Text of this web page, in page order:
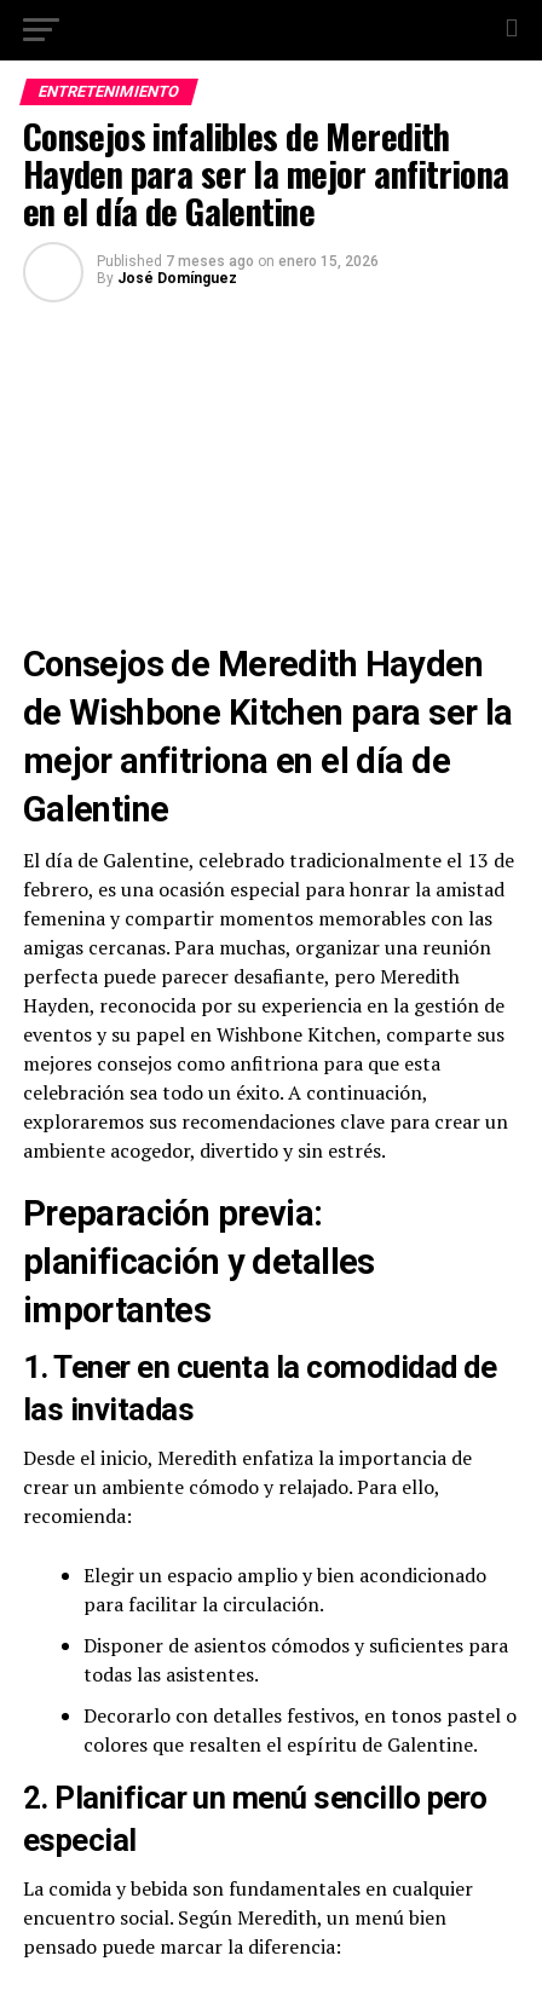
ENTRETENIMIENTO
Consejos infalibles de Meredith
Hayden para ser la mejor anfitriona
en el día de Galentine
Published 7 meses ago on enero 15, 2026
By José Domínguez
Consejos de Meredith Hayden
de Wishbone Kitchen para ser la
mejor anfitriona en el día de
Galentine
El día de Galentine, celebrado tradicionalmente el 13 de
febrero, es una ocasión especial para honrar la amistad
femenina y compartir momentos memorables con las
amigas cercanas. Para muchas, organizar una reunión
perfecta puede parecer desafiante, pero Meredith
Hayden, reconocida por su experiencia en la gestión de
eventos y su papel en Wishbone Kitchen, comparte sus
mejores consejos como anfitriona para que esta
celebración sea todo un éxito. A continuación,
exploraremos sus recomendaciones clave para crear un
ambiente acogedor, divertido y sin estrés.
Preparación previa:
planificación y detalles
importantes
1. Tener en cuenta la comodidad de
las invitadas
Desde el inicio, Meredith enfatiza la importancia de
crear un ambiente cómodo y relajado. Para ello,
recomienda:
Elegir un espacio amplio y bien acondicionado
para facilitar la circulación.
Disponer de asientos cómodos y suficientes para
todas las asistentes.
Decorarlo con detalles festivos, en tonos pastel o
colores que resalten el espíritu de Galentine.
2. Planificar un menú sencillo pero
especial
La comida y bebida son fundamentales en cualquier
encuentro social. Según Meredith, un menú bien
pensado puede marcar la diferencia: